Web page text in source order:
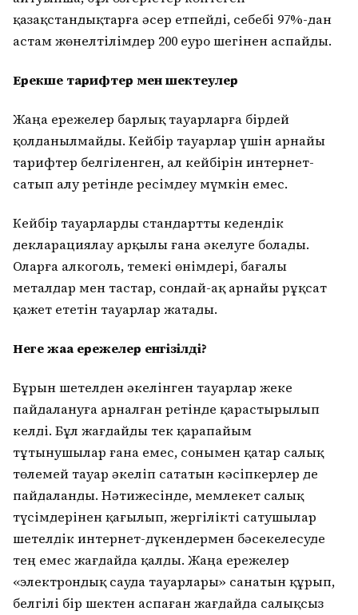
қазақстандықтарға әсер етпейді, себебі 97%-дан
астам жөнелтілімдер 200 еуро шегінен аспайды.
Ерекше тарифтер мен шектеулер
Жаңа ережелер барлық тауарларға бірдей
қолданылмайды. Кейбір тауарлар үшін арнайы
тарифтер белгіленген, ал кейбірін интернет-
сатып алу ретінде ресімдеу мүмкін емес.
Кейбір тауарларды стандартты кедендік
декларациялау арқылы ғана әкелуге болады.
Оларға алкоголь, темекі өнімдері, бағалы
металдар мен тастар, сондай-ақ арнайы рұқсат
қажет ететін тауарлар жатады.
Неге жаңа ережелер енгізілді?
Бұрын шетелден әкелінген тауарлар жеке
пайдалануға арналған ретінде қарастырылып
келді. Бұл жағдайды тек қарапайым
тұтынушылар ғана емес, сонымен қатар салық
төлемей тауар әкеліп сататын кәсіпкерлер де
пайдаланды. Нәтижесінде, мемлекет салық
түсімдерінен қағылып, жергілікті сатушылар
шетелдік интернет-дүкендермен бәсекелесуде
тең емес жағдайда қалды. Жаңа ережелер
«электрондық сауда тауарлары» санатын құрып,
белгілі бір шектен аспаған жағдайда салықсыз